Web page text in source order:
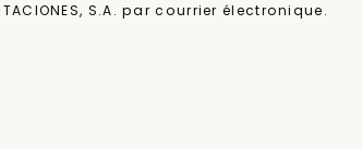
S.A. par courrier électronique.